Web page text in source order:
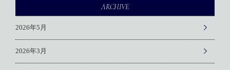
ARCHIVE
2026年5月
2026年3月